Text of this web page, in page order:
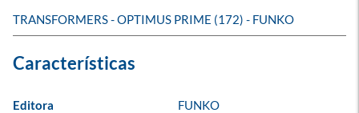
TRANSFORMERS - OPTIMUS PRIME (172) - FUNKO
Editora
FUNKO